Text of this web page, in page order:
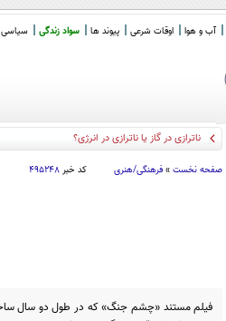
آب و هوا اوقات شرعی پیوند ها سواد زندگی سیاسی
ناترازی در گاز یا ناترازی در انرژی؟
صفحه نخست » فرهنگی/هنری کد خبر ۴۹۵۲۴۸